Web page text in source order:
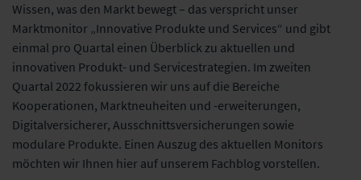
Wissen, was den Markt bewegt – das verspricht unser
Marktmonitor „Innovative Produkte und Services“ und gibt
einmal pro Quartal einen Überblick zu aktuellen und
innovativen Produkt- und Servicestrategien. Im zweiten
Quartal 2022 fokussieren wir uns auf die Bereiche
Kooperationen, Marktneuheiten und -erweiterungen,
Digitalversicherer, Ausschnittsversicherungen sowie
modulare Produkte. Einen Auszug des aktuellen Monitors
möchten wir Ihnen hier auf unserem Fachblog vorstellen.